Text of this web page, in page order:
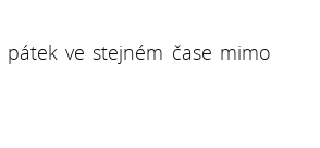
pátek ve stejném čase mimo